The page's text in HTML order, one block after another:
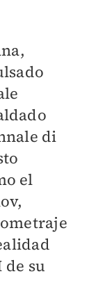
di
el
de su